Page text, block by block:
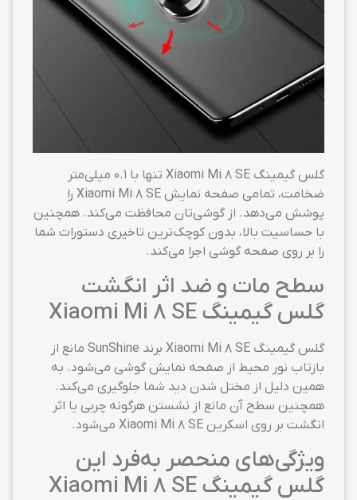
گلس گیمینگ Xiaomi Mi 8 SE تنها با ۰.۱ میلی‌متر
ضخامت، تمامی صفحه نمایش Xiaomi Mi 8 SE را
پوشش می‌دهد. از گوشی‌تان محافظت می‌کند. همچنین
با حساسیت بالا، بدون کوچک‌ترین تاخیری دستورات شما
را بر روی صفحه گوشی اجرا می‌کند.
سطح مات و ضد اثر انگشت
گلس گیمینگ Xiaomi Mi 8 SE
گلس گیمینگ Xiaomi Mi 8 SE برند SunShine مانع از
بازتاب نور محیط از صفحه نمایش گوشی می‌شود. به
همین دلیل از مختل شدن دید شما جلوگیری می‌کند.
همچنین سطح آن مانع از نشستن هرگونه چربی یا اثر
انگشت بر روی اسکرین Xiaomi Mi 8 SE می‌شود.
ویژگی‌های منحصر به‌فرد این
گلس گیمینگ Xiaomi Mi 8 SE